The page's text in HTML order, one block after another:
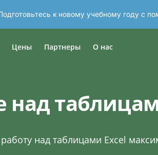
к новому учебному году с
Цены Партнеры О нас
над
над таблицами Excel